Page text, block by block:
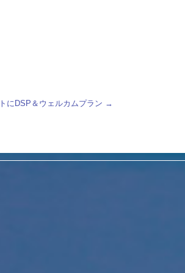
にDSP＆ウェルカムプラン →